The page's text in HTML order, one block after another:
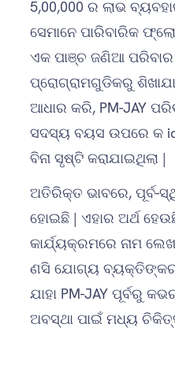
5,00,000 ର ଲାଭ
ସେମାନେ ପାରିବାରିକ
ଏକ ପାଞ୍ଚ ଜଣିଆ ପରିବାର
ପ୍ରୋଗ୍ରାମଗୁଡିକରୁ
ଆଧାର କରି, PM-JAY
ସଦସ୍ୟ ବୟସ ଉପରେ କ
ବିନା ସୃଷ୍ଟି କରାଯାଇଥିଲା |
ଅତିରିକ୍ତ ଭାବରେ, ପୂର୍ବ-
ହୋଇଛି | ଏହାର ଅର୍ଥ
କାର୍ଯ୍ୟକ୍ରମରେ ନାମ
ଣସି ଯୋଗ୍ୟ ବ୍ୟକ୍ତିଙ୍କର
ଯାହା PM-JAY ପୂର୍ବରୁ
ଅବସ୍ଥା ପାଇଁ ମଧ୍ୟ